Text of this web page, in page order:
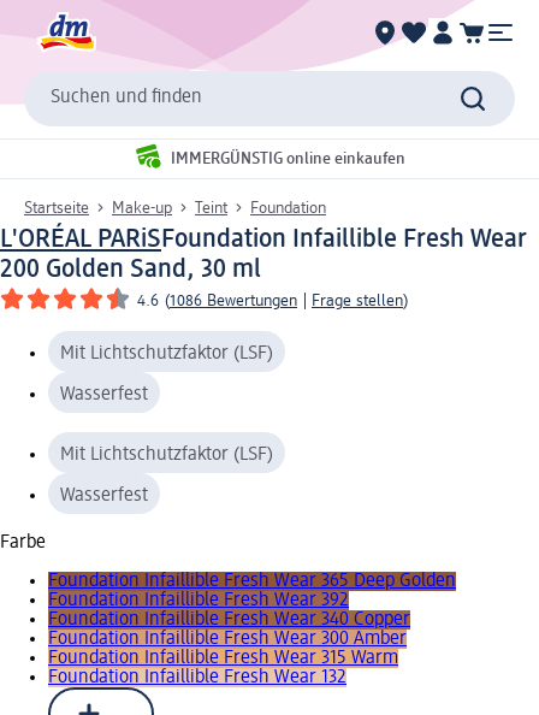
Suchen und finden
IMMERGÜNSTIG online einkaufen
Startseite Make-up Teint Foundation
L'ORÉAL PARiSFoundation Infaillible Fresh Wear
200 Golden Sand, 30 ml
4.6 (1086 Bewertungen Frage stellen)
Mit Lichtschutzfaktor (LSF)
Wasserfest
Mit Lichtschutzfaktor (LSF)
Wasserfest
Farbe
Foundation Infaillible Fresh Wear 365 Deep Golden
Foundation Infaillible Fresh Wear 392
Foundation Infaillible Fresh Wear 340 Copper
Foundation Infaillible Fresh Wear 300 Amber
Foundation Infaillible Fresh Wear 315 Warm
Foundation Infaillible Fresh Wear 132